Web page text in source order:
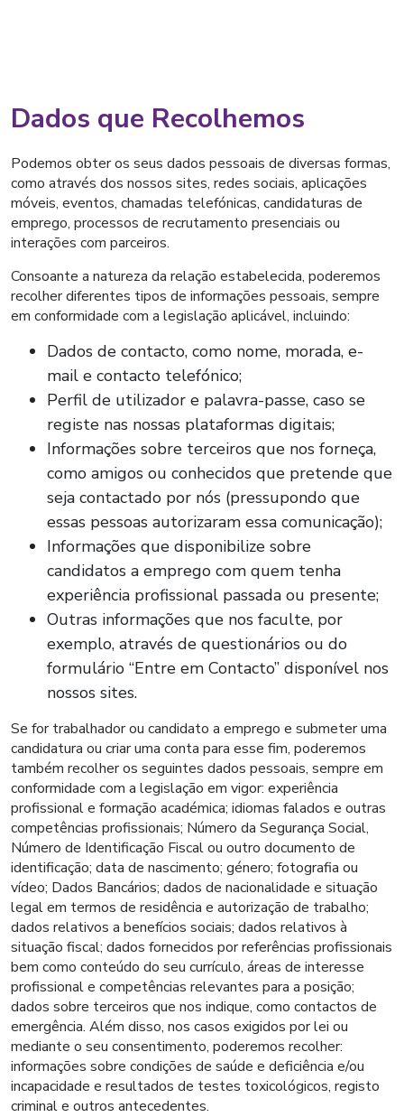
Dados que Recolhemos
Podemos obter os seus dados pessoais de diversas formas,
como através dos nossos sites, redes sociais, aplicações
móveis, eventos, chamadas telefónicas, candidaturas de
emprego, processos de recrutamento presenciais ou
interações com parceiros.
Consoante a natureza da relação estabelecida, poderemos
recolher diferentes tipos de informações pessoais, sempre
em conformidade com a legislação aplicável, incluindo:
Dados de contacto, como nome, morada, e-
mail e contacto telefónico;
Perfil de utilizador e palavra-passe, caso se
registe nas nossas plataformas digitais;
Informações sobre terceiros que nos forneça,
como amigos ou conhecidos que pretende que
seja contactado por nós (pressupondo que
essas pessoas autorizaram essa comunicação);
Informações que disponibilize sobre
candidatos a emprego com quem tenha
experiência profissional passada ou presente;
Outras informações que nos faculte, por
exemplo, através de questionários ou do
formulário “Entre em Contacto” disponível nos
nossos sites.
Se for trabalhador ou candidato a emprego e submeter uma
candidatura ou criar uma conta para esse fim, poderemos
também recolher os seguintes dados pessoais, sempre em
conformidade com a legislação em vigor: experiência
profissional e formação académica; idiomas falados e outras
competências profissionais; Número da Segurança Social,
Número de Identificação Fiscal ou outro documento de
identificação; data de nascimento; género; fotografia ou
vídeo; Dados Bancários; dados de nacionalidade e situação
legal em termos de residência e autorização de trabalho;
dados relativos a benefícios sociais; dados relativos à
situação fiscal; dados fornecidos por referências profissionais
bem como conteúdo do seu currículo, áreas de interesse
profissional e competências relevantes para a posição;
dados sobre terceiros que nos indique, como contactos de
emergência. Além disso, nos casos exigidos por lei ou
mediante o seu consentimento, poderemos recolher:
informações sobre condições de saúde e deficiência e/ou
incapacidade e resultados de testes toxicológicos, registo
criminal e outros antecedentes.